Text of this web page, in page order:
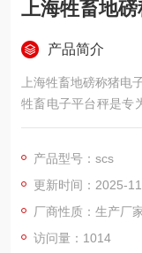
上海牲畜地
产品简介
上海牲畜地磅称猪电
牲畜电子平台秤是专
秤采用全新设计的钢
量迅速，工作稳定可
产品型号：scs
更新时间：2025-
厂商性质：生产厂
访问量：1014